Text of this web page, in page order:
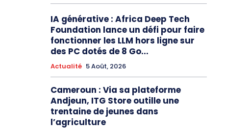
IA générative : Africa Deep Tech
Foundation lance un défi pour faire
fonctionner les LLM hors ligne sur
des PC dotés de 8 Go...
Actualité 5 Août, 2026
Cameroun : Via sa plateforme
Andjeun, ITG Store outille une
trentaine de jeunes dans
l’agriculture